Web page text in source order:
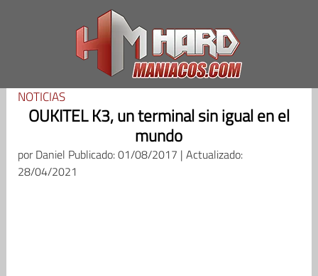
NOTICIAS
OUKITEL K3, un terminal sin igual en el
mundo
porDaniel Publicado: 01/08/2017 | Actualizado:
28/04/2021